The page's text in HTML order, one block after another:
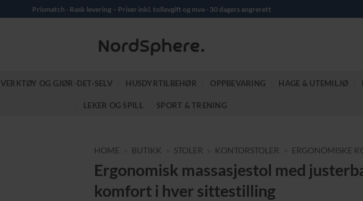
Prismatch - Rask levering – Priser inkl. tollavgift og mva - 30 dagers angrerett
VERKTØY OG GJØR-DET-SELV HUSDYRTILBEHØR OPPBEVARING HAGE & UTEMILJØ
LEKER OG SPILL SPORT & TRENING
HOME BUTIKK STOLER KONTORSTOLER ERGONOMISKE
Ergonomisk massasjestol med
komfort i hver sittestilling